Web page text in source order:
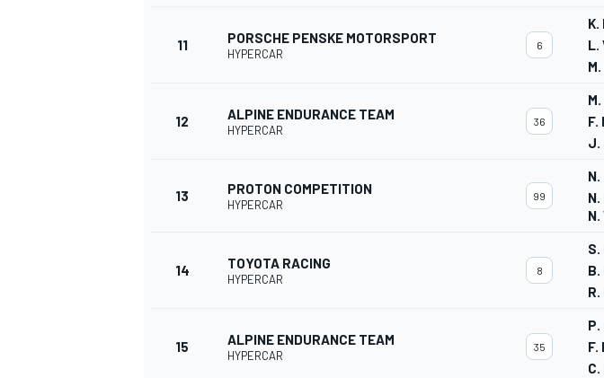
11 PORSCHE PENSKE MOTORSPORT
HYPERCAR
6
L.
12 ALPINE ENDURANCE TEAM
HYPERCAR
36
F.
J.
13 PROTON COMPETITION
HYPERCAR
99
14 TOYOTA RACING
HYPERCAR
8
15 ALPINE ENDURANCE TEAM
HYPERCAR
35